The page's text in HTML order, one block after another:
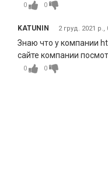
0 0
KATUNIN 2 груд. 2021 р.,
Знаю что у компании
сайте компании
0 0